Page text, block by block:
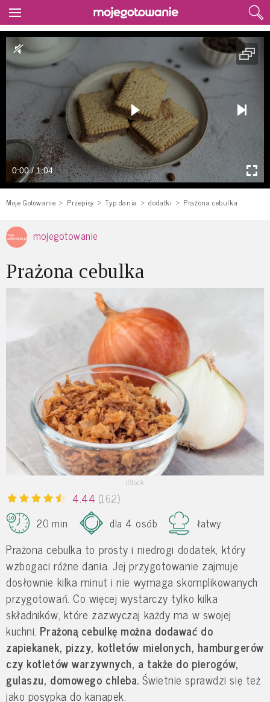
0:00 / 1:04
Moje Gotowanie Przepisy Typ dania dodatki Prażona cebulka
mojegotowanie
Prażona cebulka
iStock
4.44 (162)
20 min.
dla 4 osób łatwy
Prażona cebulka to prosty i niedrogi dodatek, który
wzbogaci różne dania. Jej przygotowanie zajmuje
dosłownie kilka minut i nie wymaga skomplikowanych
przygotowań. Co więcej wystarczy tylko kilka
składników, które zazwyczaj każdy ma w swojej
kuchni. Prażoną cebulkę można dodawać do
zapiekanek, pizzy, kotletów mielonych, hamburgerów
czy kotletów warzywnych, a także do pierogów,
gulaszu, domowego chleba. Świetnie sprawdzi się też
jako posypka do kanapek.